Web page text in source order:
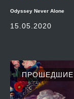
Odyssey Never Alone
15.05.2020
ПРОШЕДШИЕ